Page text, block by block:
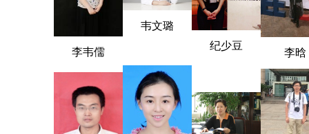
李韦儒
韦文璐
纪少豆
李晗